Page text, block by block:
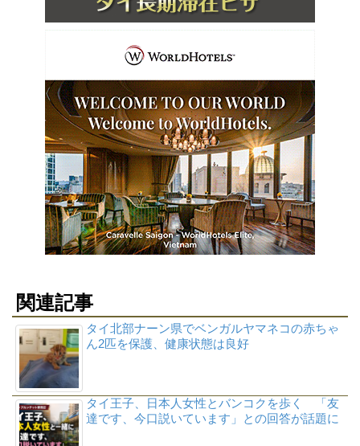
関連記事
タイ北部ナーン県でベンガルヤマネコの赤ちゃ
ん2匹を保護、健康状態は良好
タイ王子、日本人女性とバンコクを歩く 「友
達です、今口説いています」との回答が話題に